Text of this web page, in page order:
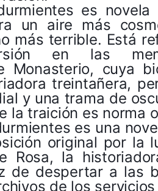
es
un aire más
más terrible. Está
en las
Monasterio, cuya
treintañera,
y una trama de
la traición es norma
es una
original por la
Rosa, la
de despertar a las
de los